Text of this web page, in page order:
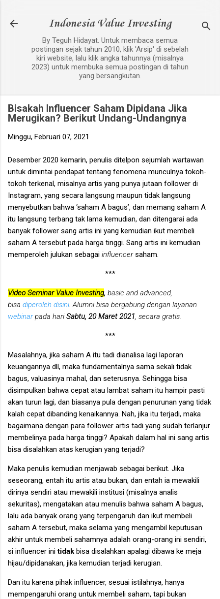
Indonesia Value Investing
By Teguh Hidayat. Untuk membaca semua
postingan sejak tahun 2010, klik 'Arsip' di sebelah
kiri website, lalu klik angka tahunnya (misalnya
2023) untuk membuka semua postingan di tahun
yang bersangkutan.
Bisakah Influencer Saham Dipidana Jika
Merugikan? Berikut Undang-Undangnya
Minggu, Februari 07, 2021
Desember 2020 kemarin, penulis ditelpon sejumlah wartawan
untuk dimintai pendapat tentang fenomena munculnya tokoh-
tokoh terkenal, misalnya artis yang punya jutaan follower di
Instagram, yang secara langsung maupun tidak langsung
menyebutkan bahwa ‘saham A bagus’, dan memang saham A
itu langsung terbang tak lama kemudian, dan ditengarai ada
banyak follower sang artis ini yang kemudian ikut membeli
saham A tersebut pada harga tinggi. Sang artis ini kemudian
memperoleh julukan sebagai influencersaham.
***
Video Seminar Value Investing, basic and advanced,
bisa diperoleh disini . Alumni bisa bergabung dengan layanan
webinarpada hari Sabtu, 20 Maret 2021 , secara gratis.
***
Masalahnya, jika saham A itu tadi dianalisa lagi laporan
keuangannya dll, maka fundamentalnya sama sekali tidak
bagus, valuasinya mahal, dan seterusnya. Sehingga bisa
disimpulkan bahwa cepat atau lambat saham itu hampir pasti
akan turun lagi, dan biasanya pula dengan penurunan yang tidak
kalah cepat dibanding kenaikannya. Nah, jika itu terjadi, maka
bagaimana dengan para follower artis tadi yang sudah terlanjur
membelinya pada harga tinggi? Apakah dalam hal ini sang artis
bisa disalahkan atas kerugian yang terjadi?
Maka penulis kemudian menjawab sebagai berikut. Jika
seseorang, entah itu artis atau bukan, dan entah ia mewakili
dirinya sendiri atau mewakili institusi (misalnya analis
sekuritas), mengatakan atau menulis bahwa saham A bagus,
lalu ada banyak orang yang terpengaruh dan ikut membeli
saham A tersebut, maka selama yang mengambil keputusan
akhir untuk membeli sahamnya adalah orang-orang ini sendiri,
si influencer initidak bisa disalahkan apalagi dibawa ke meja
hijau/dipidanakan, jika kemudian terjadi kerugian.
Dan itu karena pihak influencer, sesuai istilahnya, hanya
mempengaruhi orang untuk membeli saham, tapi bukan